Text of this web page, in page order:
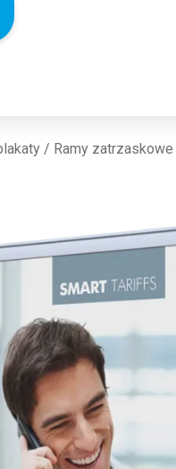
/ Ramy zatrzaskowe